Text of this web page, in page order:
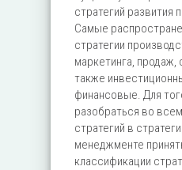
стратегий развития
Самые
стратегии
маркетинга, продаж,
также
финансовые. Для
разобраться во
стратегий в
менеджменте
классификации